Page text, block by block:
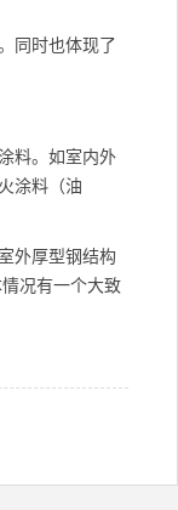
同时也体现了
料。如室内外
涂料（油
外厚型钢结构
况有一个大致